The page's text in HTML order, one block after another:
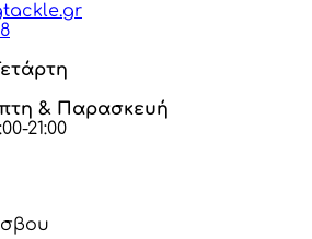
& Παρασκευή
21:00